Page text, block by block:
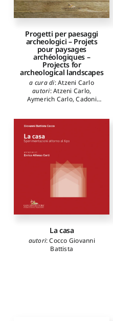
Progetti per paesaggi
archeologici – Projets
pour paysages
archéologiques –
Projects for
archeological landscapes
a cura di:Atzeni Carlo
autori:Atzeni Carlo,
Aymerich Carlo,Cadoni
Giorgio Giorgio
Barbieri Ignacio
Marvaldi Romina
Mendaro Corsini
,Mocci Silvia
Montes Herraiz José
José
Oggiano Francesca
Pani Elisabetta
Barbara,Salvaneschi Elisa,
La casa
autori:Cocco Giovanni
Battista